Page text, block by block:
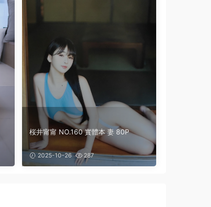
桜井甯甯 NO.160 實體本 妻 80P
2025-10-26 287